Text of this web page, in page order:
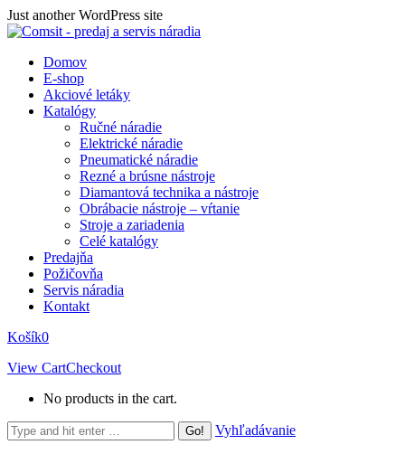
Skip
to
Just another WordPress site
Domov
E-shop
Akciové letáky
Katalógy
Ručné náradie
Elektrické náradie
Pneumatické náradie
Rezné a brúsne nástroje
Diamantová technika a nástroje
Obrábacie nástroje – vŕtanie
Stroje a zariadenia
Celé katalógy
Predajňa
Požičovňa
Servis náradia
Kontakt
Košík0
View CartCheckout
No products in the cart.
Search:
Vyhľadávanie